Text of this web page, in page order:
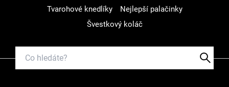
Tvarohové knedlíky
Nejlepší palačinky
Švestkový koláč